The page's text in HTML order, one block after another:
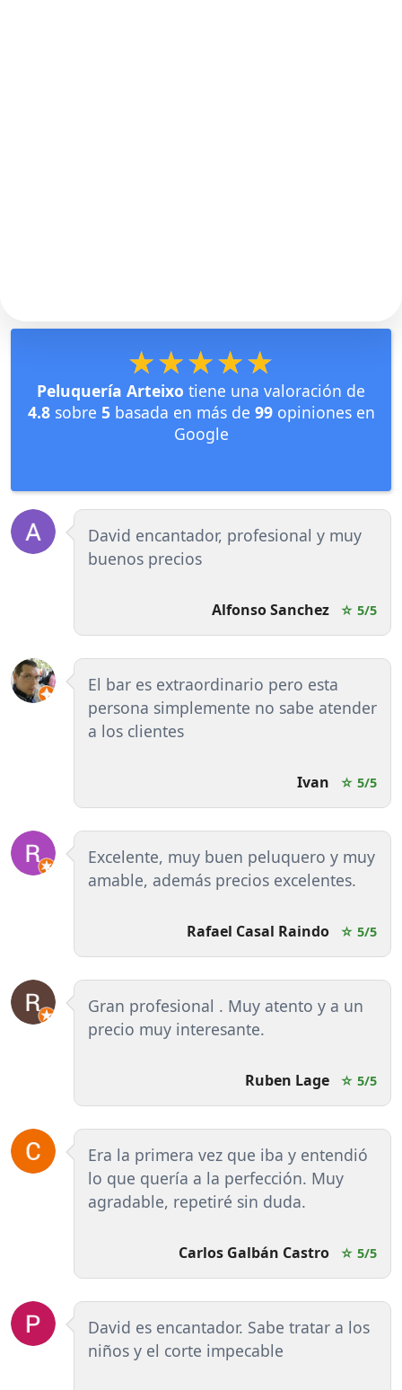
★★★★★
★★★★★
Peluquería Arteixo tiene una valoración de
4.8sobre 5basada en más de 99opiniones en
Google
David encantador, profesional y muy
buenos precios
Alfonso Sanchez ☆ 5/5
El bar es extraordinario pero esta
persona simplemente no sabe atender
a los clientes
Ivan ☆ 5/5
Excelente, muy buen peluquero y muy
amable, además precios excelentes.
Rafael Casal Raindo ☆ 5/5
Gran profesional . Muy atento y a un
precio muy interesante.
Ruben Lage ☆ 5/5
Era la primera vez que iba y entendió
lo que quería a la perfección. Muy
agradable, repetiré sin duda.
Carlos Galbán Castro ☆ 5/5
David es encantador. Sabe tratar a los
niños y el corte impecable